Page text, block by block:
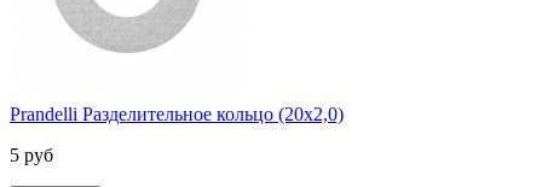
Prandelli Разделительное кольцо (20х2,0)
5 руб